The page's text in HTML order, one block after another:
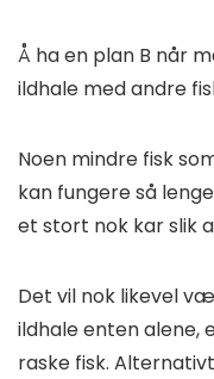
Å ha en plan B når
ildhale med andre
Noen mindre fisk
kan fungere så
et stort nok kar slik
Det vil nok likevel
ildhale enten alene,
raske fisk.